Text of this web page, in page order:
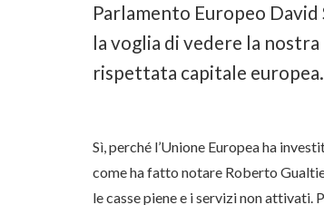
Parlamento Europeo David
la voglia di vedere la
rispettata capitale europea.
Sì, perché l’Unione Europea ha
come ha fatto notare Roberto
le casse piene e i servizi non